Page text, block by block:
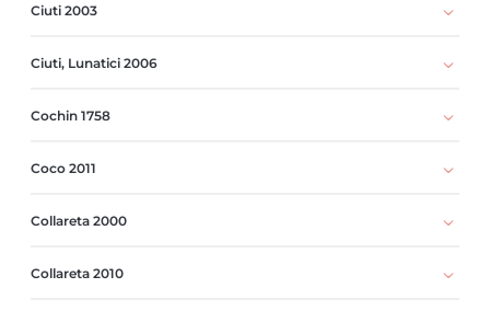
Ciuti 2003
Ciuti, Lunatici 2006
Cochin 1758
Coco 2011
Collareta 2000
Collareta 2010